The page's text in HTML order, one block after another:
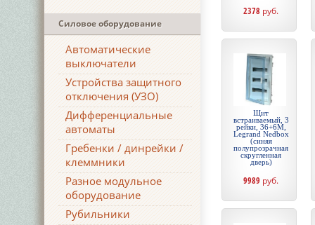
Силовое оборудование
Автоматические
выключатели
Устройства защитного
отключения (УЗО)
Дифференциальные
автоматы
Гребенки / динрейки /
клеммники
Разное модульное
оборудование
Рубильники
2378 руб.
Щит
встраиваемый, 3
рейки, 36+6М,
Legrand Nedbox
(синяя
полупрозрачная
скругленная
дверь)
9989 руб.